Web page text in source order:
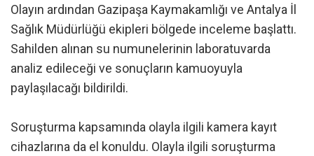
Olayın ardından Gazipaşa Kaymakamlığı ve Antalya İl
Sağlık Müdürlüğü ekipleri bölgede inceleme başlattı.
Sahilden alınan su numunelerinin laboratuvarda
analiz edileceği ve sonuçların kamuoyuyla
paylaşılacağı bildirildi.
Soruşturma kapsamında olayla ilgili kamera kayıt
cihazlarına da el konuldu. Olayla ilgili soruşturma